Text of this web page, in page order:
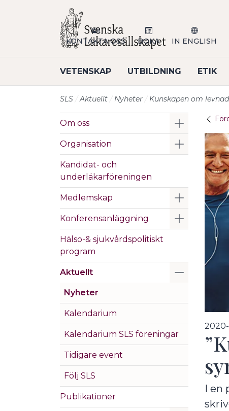
VETENSKAP UTBILDNING ETIK
KONTAKTA OSS BOKA IN ENGLISH
SLS Aktuellt Nyheter Kunskapen om
Om oss Visa/Göm
Organisation Visa/Göm
Kandidat- och
underläkarföreningen
Medlemskap Visa/Göm
Konferensanläggning Visa/Göm
Hälso-& sjukvårdspolitiskt
program
Aktuellt Visa/Göm
Nyheter
Kalendarium
Kalendarium SLS föreningar
Tidigare event
Följ SLS
Publikationer
I en